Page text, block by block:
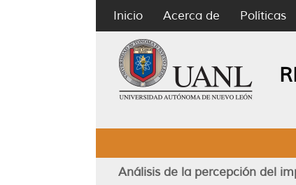
Inicio Acerca de Políticas
Análisis de la percepción del